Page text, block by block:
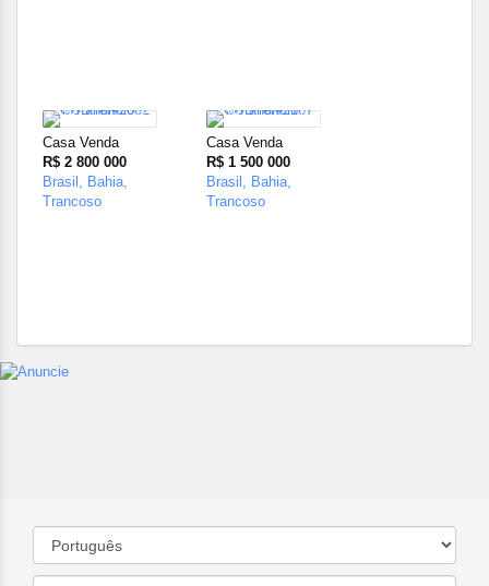
18
Casa Venda
R$ 2 800 000
Brasil, Bahia,
Trancoso
18
Casa Venda
R$ 1 500 000
Brasil, Bahia,
Trancoso